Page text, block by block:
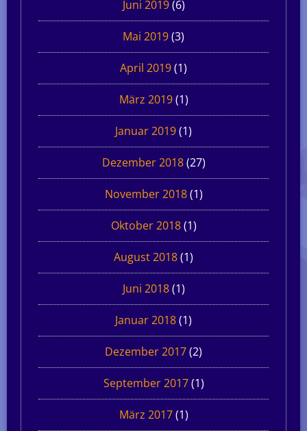
Juni 2019(6)
Mai 2019(3)
April 2019(1)
März 2019(1)
Januar 2019(1)
Dezember 2018(27)
November 2018(1)
Oktober 2018(1)
August 2018(1)
Juni 2018(1)
Januar 2018(1)
Dezember 2017(2)
September 2017(1)
März 2017(1)